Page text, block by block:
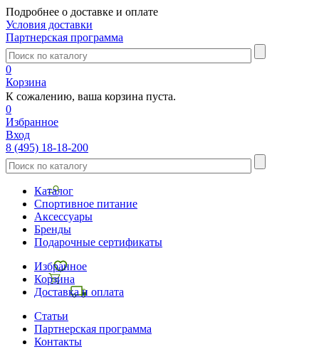
Подробнее о доставке и оплате
Условия доставки
Партнерская программа
0
Корзина
К сожалению, ваша корзина пуста.
0
Избранное
Вход
8 (495) 18-18-200
Каталог
Спортивное питание
Аксессуары
Бренды
Подарочные сертификаты
Избранное
Корзина
Доставка и оплата
Статьи
Партнерская программа
Контакты